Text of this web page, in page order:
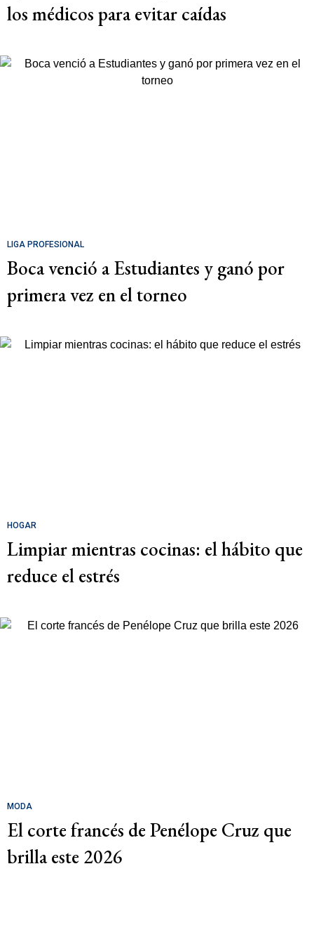
los médicos para evitar caídas
LIGA PROFESIONAL
Boca venció a Estudiantes y ganó por
primera vez en el torneo
HOGAR
Limpiar mientras cocinas: el hábito que
reduce el estrés
MODA
El corte francés de Penélope Cruz que
brilla este 2026